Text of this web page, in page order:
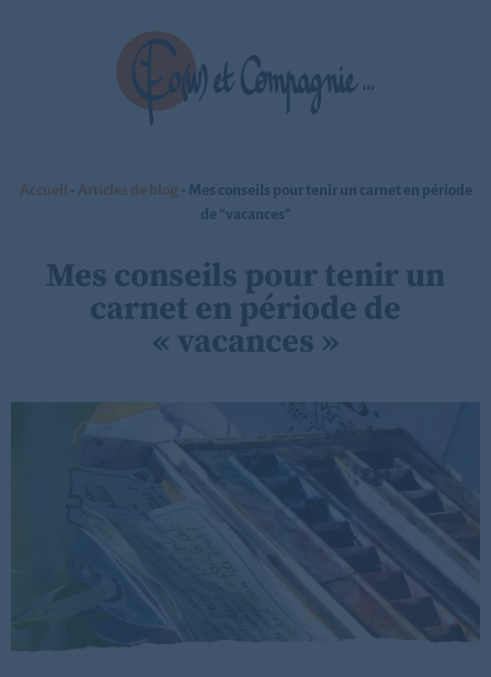
Accueil - Articles de blog - Mes conseils pour tenir un carnet en période
de “vacances”
Mes conseils pour tenir un
carnet en période de
« vacances »